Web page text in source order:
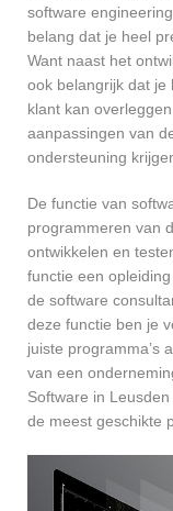
software
belang dat je heel
Want naast het
ook belangrijk dat je
klant kan
aanpassingen van
ondersteuning
De functie van
programmeren van
ontwikkelen en
functie een
de software
deze functie ben je
juiste programma’s
van een
Software in
de meest geschikte